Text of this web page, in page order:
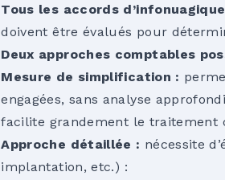
Tous les accords
doivent être évalués pour
Deux approches comptables
Mesure de simplification :
engagées, sans analyse
facilite grandement le traitement
Approche détaillée : nécessite
implantation, etc.) :